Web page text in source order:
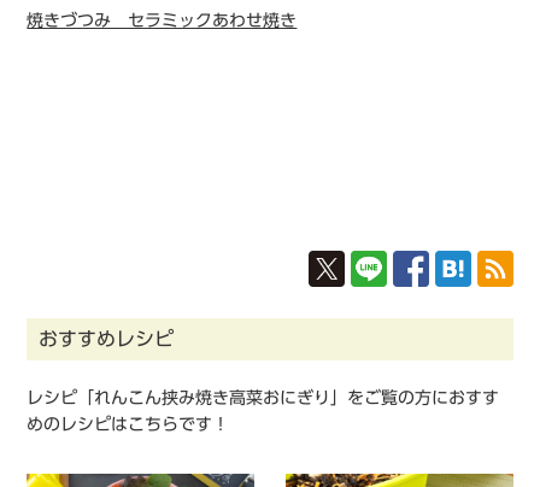
焼きづつみ セラミックあわせ焼き
おすすめレシピ
レシピ「れんこん挟み焼き高菜おにぎり」をご覧の方におすす
めのレシピはこちらです！